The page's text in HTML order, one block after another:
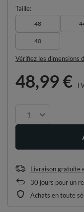
Taille
48
40
Vérifiez les dimensions
48,99 €
Livraison gratuite
30 jours pour un
Achats en toute